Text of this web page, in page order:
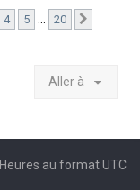
4 5 … 20
Aller à
Heures au formatUTC